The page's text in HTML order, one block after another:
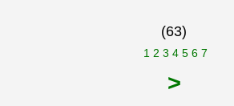
(63)
1 2 3 4 5 6 7
>